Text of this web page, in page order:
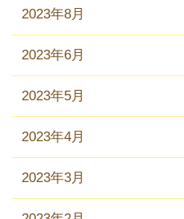
2023年8月
2023年6月
2023年5月
2023年4月
2023年3月